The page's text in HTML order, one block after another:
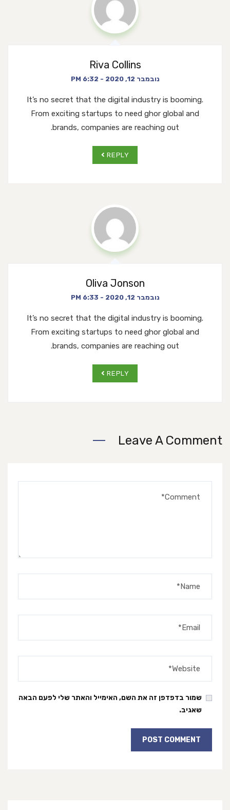
Riva Collins
נובמבר 12, 2020 - 6:32 PM
It’s no secret that the digital industry is booming.
From exciting startups to need ghor global and
brands, companies are reaching out.
REPLY
Oliva Jonson
נובמבר 12, 2020 - 6:33 PM
It’s no secret that the digital industry is booming.
From exciting startups to need ghor global and
brands, companies are reaching out.
REPLY
Leave A Comment
שמור בדפדפן זה את השם, האימייל והאתר שלי לפעם הבאה
שאגיב.